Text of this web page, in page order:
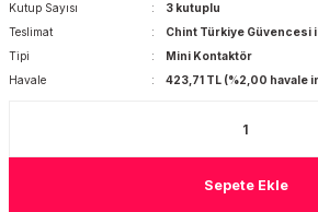
Şalterleri
Kutup Sayısı
3 kutuplu
Teslimat
Chint Türkiye Güvencesi
Tipi
Mini Kontaktör
Havale
423,71 TL (%2,00 havale
Sepete Ekle